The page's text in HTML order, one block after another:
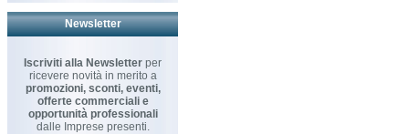
Newsletter
Iscriviti alla Newsletter per
ricevere novità in merito a
promozioni, sconti, eventi,
offerte commerciali e
opportunità professionali
dalle Imprese presenti.